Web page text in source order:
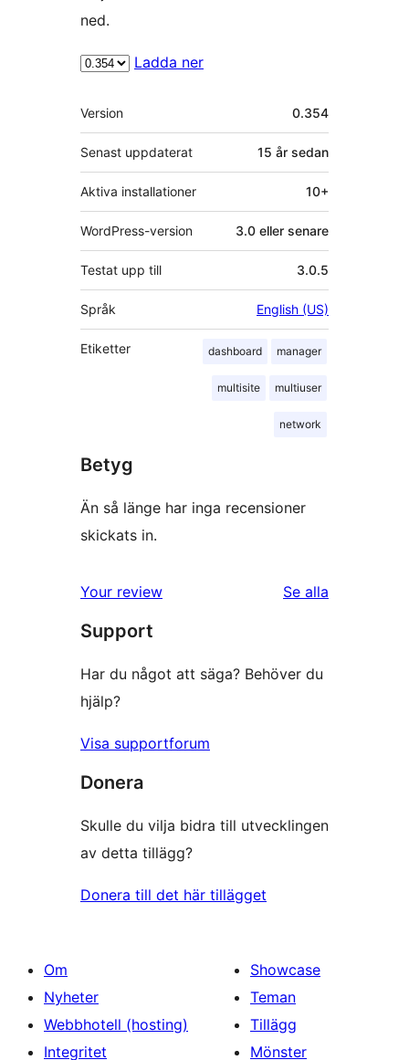
ned.
Ladda ner
Meta
Version 0.354
Senast uppdaterat 15 år sedan
Aktiva installationer 10+
WordPress-version 3.0 eller senare
Testat upp till 3.0.5
Språk English (US)
Etiketter dashboard manager
multisite multiuser
network
Betyg
Än så länge har inga recensioner
skickats in.
Your review Se alla
Support
Har du något att säga? Behöver du
hjälp?
Visa supportforum
Donera
Skulle du vilja bidra till utvecklingen
av detta tillägg?
Donera till det här tillägget
Om
Nyheter
Webbhotell (hosting)
Integritet
Showcase
Teman
Tillägg
Mönster